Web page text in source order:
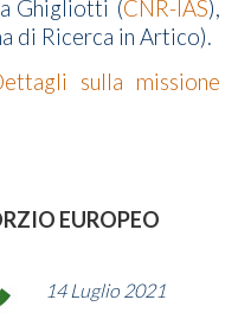
Ghigliotti (CNR-IAS),
di Ricerca in Artico).
sulla missione
EUROPEO
14 Luglio 2021